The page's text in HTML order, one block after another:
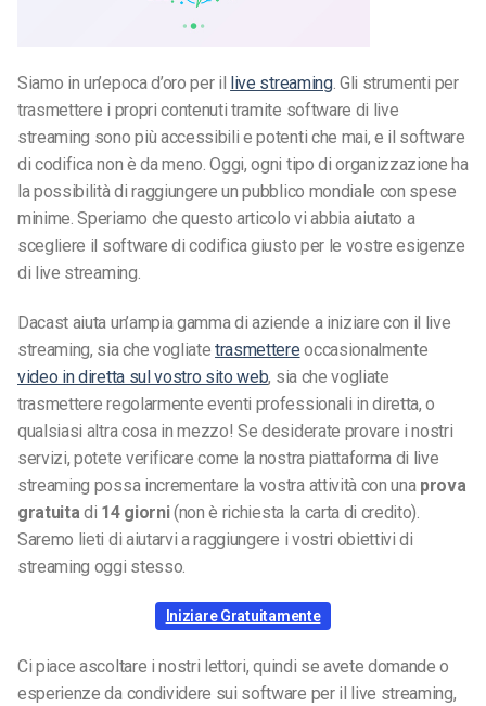
Siamo in un’epoca d’oro per il live streaming. Gli strumenti per
trasmettere i propri contenuti tramite software di live
streaming sono più accessibili e potenti che mai, e il software
di codifica non è da meno. Oggi, ogni tipo di organizzazione ha
la possibilità di raggiungere un pubblico mondiale con spese
minime. Speriamo che questo articolo vi abbia aiutato a
scegliere il software di codifica giusto per le vostre esigenze
di live streaming.
Dacast aiuta un’ampia gamma di aziende a iniziare con il live
streaming, sia che vogliatetrasmettere occasionalmente
video in diretta sul vostro sito web, sia che vogliate
trasmettere regolarmente eventi professionali in diretta, o
qualsiasi altra cosa in mezzo! Se desiderate provare i nostri
servizi, potete verificare come la nostra piattaforma di live
streaming possa incrementare la vostra attività con unaprova
gratuita di 14 giorni(non è richiesta la carta di credito).
Saremo lieti di aiutarvi a raggiungere i vostri obiettivi di
streaming oggi stesso.
Iniziare Gratuitamente
Ci piace ascoltare i nostri lettori, quindi se avete domande o
esperienze da condividere sui software per il live streaming,